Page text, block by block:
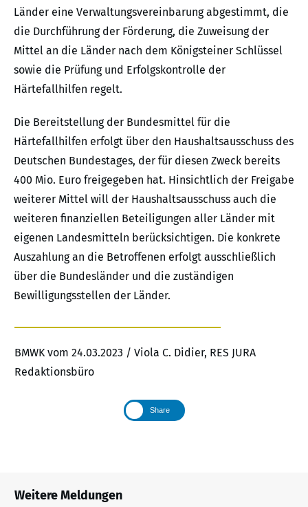
Länder eine Verwaltungsvereinbarung abgestimmt, die
die Durchführung der Förderung, die Zuweisung der
Mittel an die Länder nach dem Königsteiner Schlüssel
sowie die Prüfung und Erfolgskontrolle der
Härtefallhilfen regelt.
Die Bereitstellung der Bundesmittel für die
Härtefallhilfen erfolgt über den Haushaltsausschuss des
Deutschen Bundestages, der für diesen Zweck bereits
400 Mio. Euro freigegeben hat. Hinsichtlich der Freigabe
weiterer Mittel will der Haushaltsausschuss auch die
weiteren finanziellen Beteiligungen aller Länder mit
eigenen Landesmitteln berücksichtigen. Die konkrete
Auszahlung an die Betroffenen erfolgt ausschließlich
über die Bundesländer und die zuständigen
Bewilligungsstellen der Länder.
BMWK vom 24.03.2023 / Viola C. Didier, RES JURA
Redaktionsbüro
Share
Weitere Meldungen